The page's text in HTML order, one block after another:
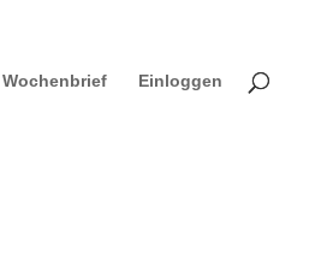
Wochenbrief Einloggen